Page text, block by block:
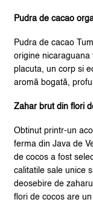
Pudra de cacao
Pudra de cacao
origine nicaraguana
placuta, un corp si
aromă bogată,
Zahar brut din flori
Obtinut printr-un
ferma din Java de
de cocos a fost
calitatile sale unice
deosebire de
flori de cocos are un